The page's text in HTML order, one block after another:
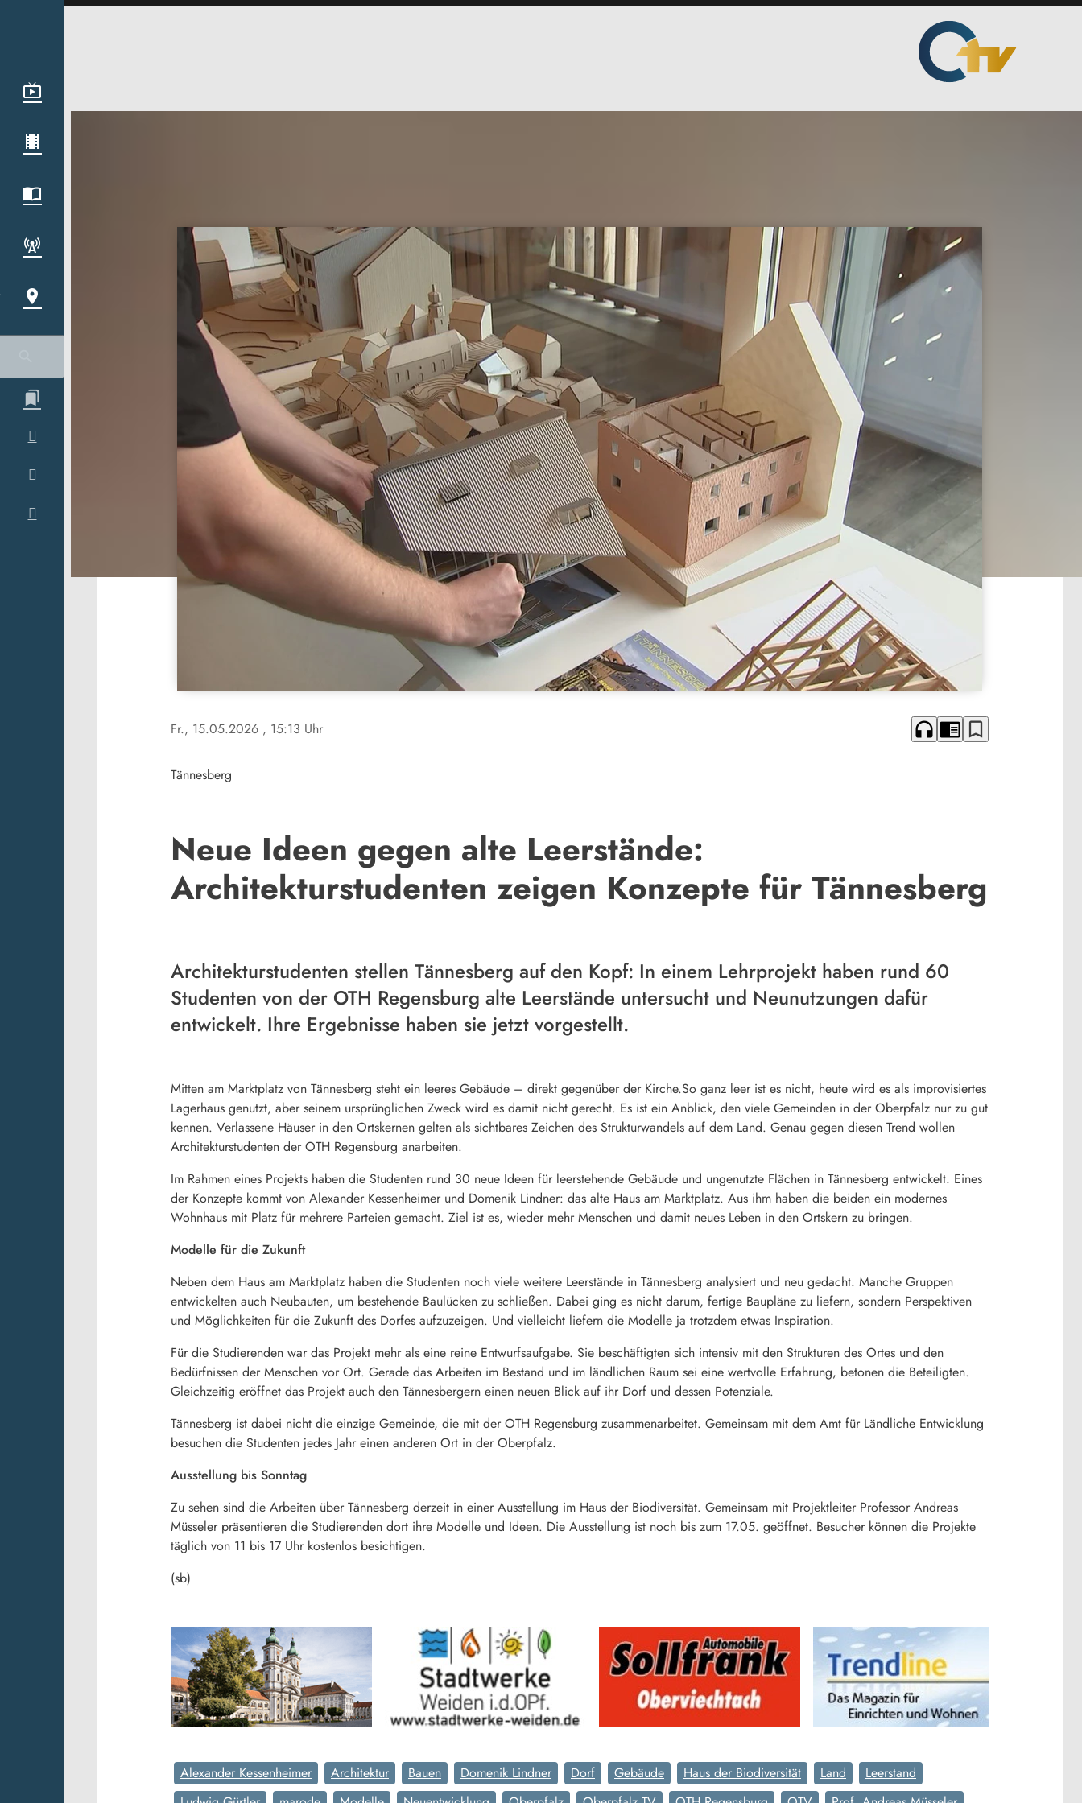
Fr., 15.05.2026 , 15:13 Uhr headphones chrome_reader_mode bookmark_border
Tännesberg
Neue Ideen gegen alte Leerstände:
Architekturstudenten zeigen Konzepte für Tännesberg
Architekturstudenten stellen Tännesberg auf den Kopf: In einem Lehrprojekt haben rund 60
Studenten von der OTH Regensburg alte Leerstände untersucht und Neunutzungen dafür
entwickelt. Ihre Ergebnisse haben sie jetzt vorgestellt.
Mitten am Marktplatz von Tännesberg steht ein leeres Gebäude – direkt gegenüber der Kirche.So ganz leer ist es nicht, heute wird es als improvisiertes
Lagerhaus genutzt, aber seinem ursprünglichen Zweck wird es damit nicht gerecht. Es ist ein Anblick, den viele Gemeinden in der Oberpfalz nur zu gut
kennen. Verlassene Häuser in den Ortskernen gelten als sichtbares Zeichen des Strukturwandels auf dem Land. Genau gegen diesen Trend wollen
Architekturstudenten der OTH Regensburg anarbeiten.
Im Rahmen eines Projekts haben die Studenten rund 30 neue Ideen für leerstehende Gebäude und ungenutzte Flächen in Tännesberg entwickelt. Eines
der Konzepte kommt von Alexander Kessenheimer und Domenik Lindner: das alte Haus am Marktplatz. Aus ihm haben die beiden ein modernes
Wohnhaus mit Platz für mehrere Parteien gemacht. Ziel ist es, wieder mehr Menschen und damit neues Leben in den Ortskern zu bringen.
Modelle für die Zukunft
Neben dem Haus am Marktplatz haben die Studenten noch viele weitere Leerstände in Tännesberg analysiert und neu gedacht. Manche Gruppen
entwickelten auch Neubauten, um bestehende Baulücken zu schließen. Dabei ging es nicht darum, fertige Baupläne zu liefern, sondern Perspektiven
und Möglichkeiten für die Zukunft des Dorfes aufzuzeigen. Und vielleicht liefern die Modelle ja trotzdem etwas Inspiration.
Für die Studierenden war das Projekt mehr als eine reine Entwurfsaufgabe. Sie beschäftigten sich intensiv mit den Strukturen des Ortes und den
Bedürfnissen der Menschen vor Ort. Gerade das Arbeiten im Bestand und im ländlichen Raum sei eine wertvolle Erfahrung, betonen die Beteiligten.
Gleichzeitig eröffnet das Projekt auch den Tännesbergern einen neuen Blick auf ihr Dorf und dessen Potenziale.
Tännesberg ist dabei nicht die einzige Gemeinde, die mit der OTH Regensburg zusammenarbeitet. Gemeinsam mit dem Amt für Ländliche Entwicklung
besuchen die Studenten jedes Jahr einen anderen Ort in der Oberpfalz.
Ausstellung bis Sonntag
Zu sehen sind die Arbeiten über Tännesberg derzeit in einer Ausstellung im Haus der Biodiversität. Gemeinsam mit Projektleiter Professor Andreas
Müsseler präsentieren die Studierenden dort ihre Modelle und Ideen. Die Ausstellung ist noch bis zum 17.05. geöffnet. Besucher können die Projekte
täglich von 11 bis 17 Uhr kostenlos besichtigen.
(sb)
Alexander Kessenheimer Architektur Bauen Domenik Lindner Dorf Gebäude Haus der Biodiversität Land
Leerstand